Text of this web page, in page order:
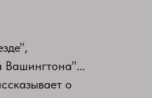
Вашингтона"...
о